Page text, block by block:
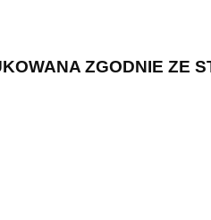
ZGODNIE ZE